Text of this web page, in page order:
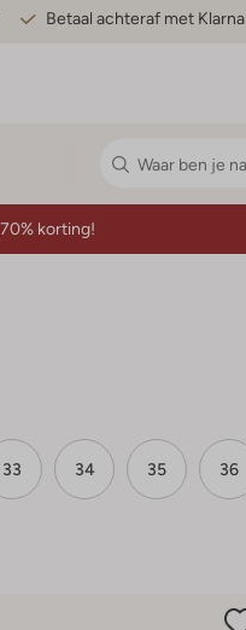
Betaal achteraf met Klarna
korting!
33 34 35 36